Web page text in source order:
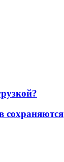
сохраняются